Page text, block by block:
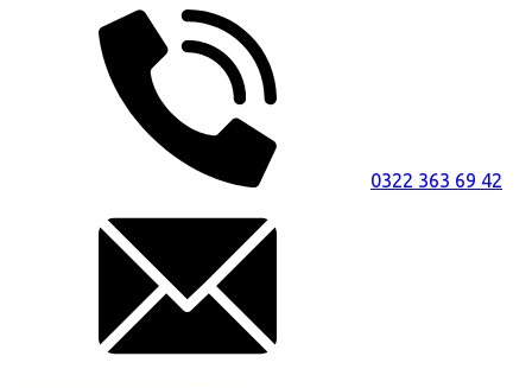
0322 363 69 42